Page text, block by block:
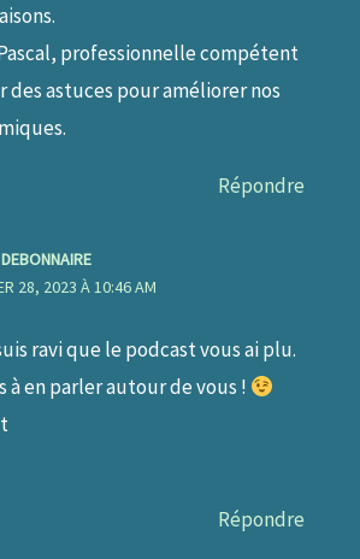
professionnelle compétent
des astuces pour améliorer nos
Répondre
28, 2023 À 10:46 AM
ravi que le podcast vous ai plu.
à en parler autour de vous !
Répondre